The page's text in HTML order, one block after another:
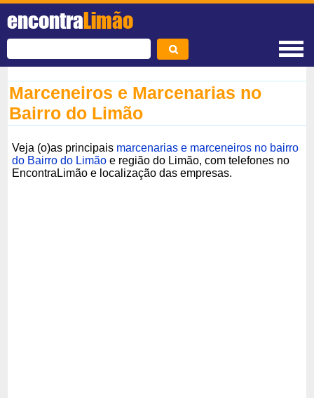
encontraLimão
Marceneiros e Marcenarias no
Bairro do Limão
Veja (o)as principais marcenarias e marceneiros no bairro
do Bairro do Limão e região do Limão, com telefones no
EncontraLimão e localização das empresas.